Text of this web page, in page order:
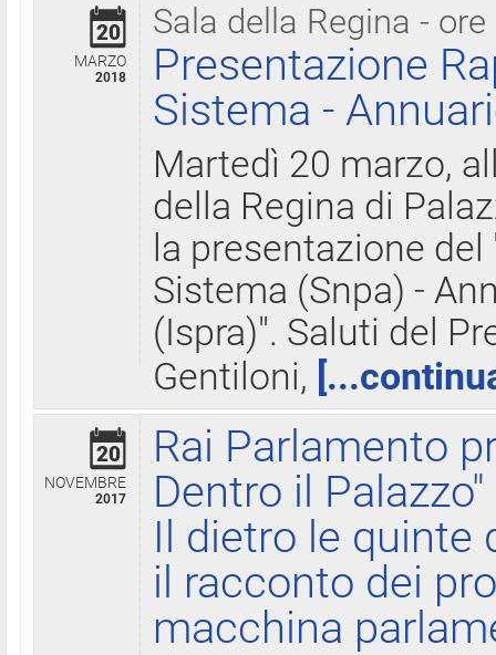
Sala della Regina - ore
20
MARZO
2018
Presentazione
Sistema -
Martedì 20 marzo,
della Regina di
la presentazione
Sistema (Snpa) -
(Ispra)". Saluti del
Gentiloni,
20
NOVEMBRE
2017
Rai Parlamento
Dentro il Palazzo"
Il dietro le quinte
il racconto dei
macchina